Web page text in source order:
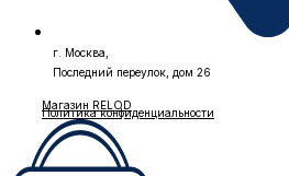
г. Москва,
Последний переулок, дом 26
Магазин RELOD
Политика конфиденциальности